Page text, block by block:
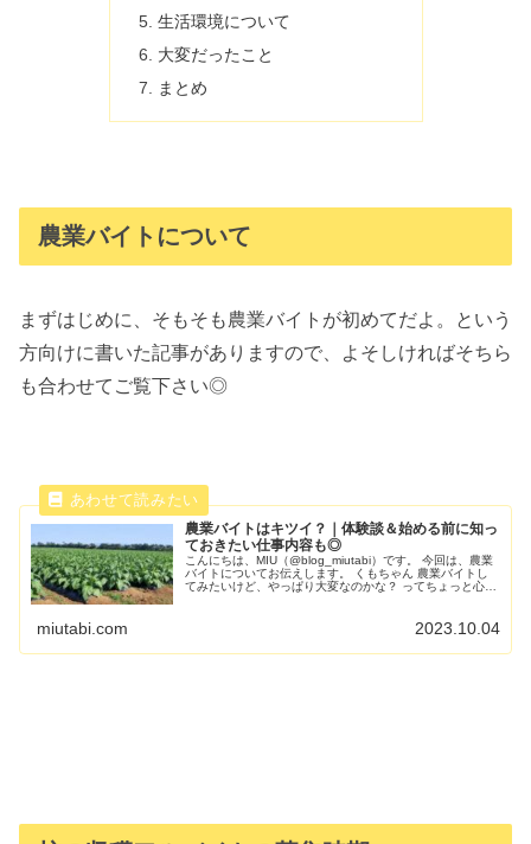
生活環境について
大変だったこと
まとめ
農業バイトについて
まずはじめに、そもそも農業バイトが初めてだよ。という
方向けに書いた記事がありますので、よそしければそちら
も合わせてご覧下さい◎
農業バイトはキツイ？｜体験談＆始める前に知っ
ておきたい仕事内容も◎
こんにちは、MIU（@blog_miutabi）です。 今回は、農業
バイトについてお伝えします。 くもちゃん 農業バイトし
てみたいけど、やっぱり大変なのかな？ ってちょっと心
miutabi.com 2023.10.04